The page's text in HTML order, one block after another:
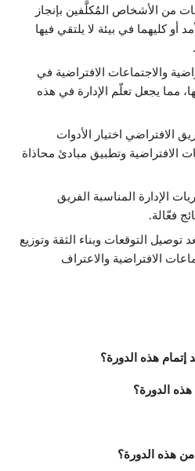
من الأشخاص المُكلَّفين بإنجاز
أو كليهما في بيئة لا يلتقي فيها
والاجتماعات الافتراضية في
مما يجعل تعلّم الإدارة في هذه
الافتراضي اختيار الأدوات
الافتراضية وتطبيق مبادئ محاذاة
الإدارة المناسبة الفريق
فعّالة.
توصيل التوقعات وبناء الثقة وتوزيع
الافتراضية والاعتراف
هذه الدورة؟
هذه الدورة؟
هذه الدورة؟